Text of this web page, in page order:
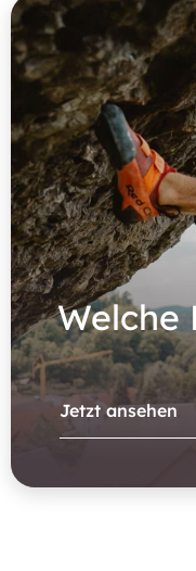
Welche
Jetzt ansehen